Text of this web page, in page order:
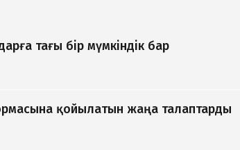
тағы бір мүмкіндік бар
қойылатын жаңа талаптарды